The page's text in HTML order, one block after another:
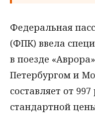
Федеральная
(ФПК) ввела
в поезде
Петербургом и
составляет от
стандартной